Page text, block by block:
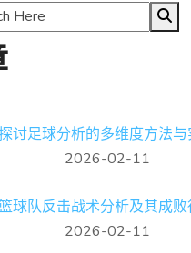
讨足球分析的多维度方法
2026-02-11
球队反击战术分析及其成
2026-02-11